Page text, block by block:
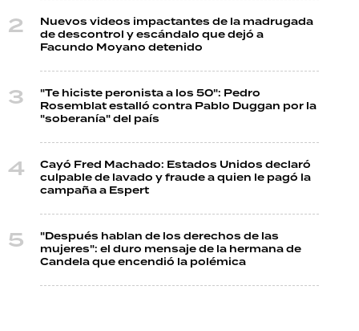
Nuevos videos impactantes de la madrugada
de descontrol y escándalo que dejó a
Facundo Moyano detenido
"Te hiciste peronista a los 50": Pedro
Rosemblat estalló contra Pablo Duggan por la
"soberanía" del país
Cayó Fred Machado: Estados Unidos declaró
culpable de lavado y fraude a quien le pagó la
campaña a Espert
"Después hablan de los derechos de las
mujeres": el duro mensaje de la hermana de
Candela que encendió la polémica